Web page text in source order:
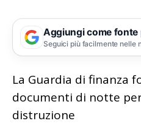
Aggiungi come fonte
Seguici più facilmente nelle
La Guardia di finanza
documenti di notte
distruzione